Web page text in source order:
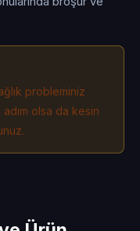
probleminiz
olsa da kesin